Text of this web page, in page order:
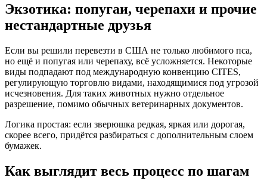
Экзотика: попугаи, черепахи и прочие
нестандартные друзья
Если вы решили перевезти в США не только любимого пса,
но ещё и попугая или черепаху, всё усложняется. Некоторые
виды подпадают под международную конвенцию CITES,
регулирующую торговлю видами, находящимися под угрозой
исчезновения. Для таких животных нужно отдельное
разрешение, помимо обычных ветеринарных документов.
Логика простая: если зверюшка редкая, яркая или дорогая,
скорее всего, придётся разбираться с дополнительным слоем
бумажек.
Как выглядит весь процесс по шагам